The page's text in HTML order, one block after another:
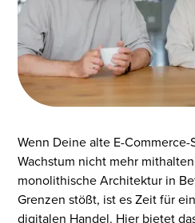
Wenn Deine alte E-
Wachstum nicht mehr
monolithische Architektur in
Grenzen stößt, ist es Zeit für
digitalen Handel. Hier bietet